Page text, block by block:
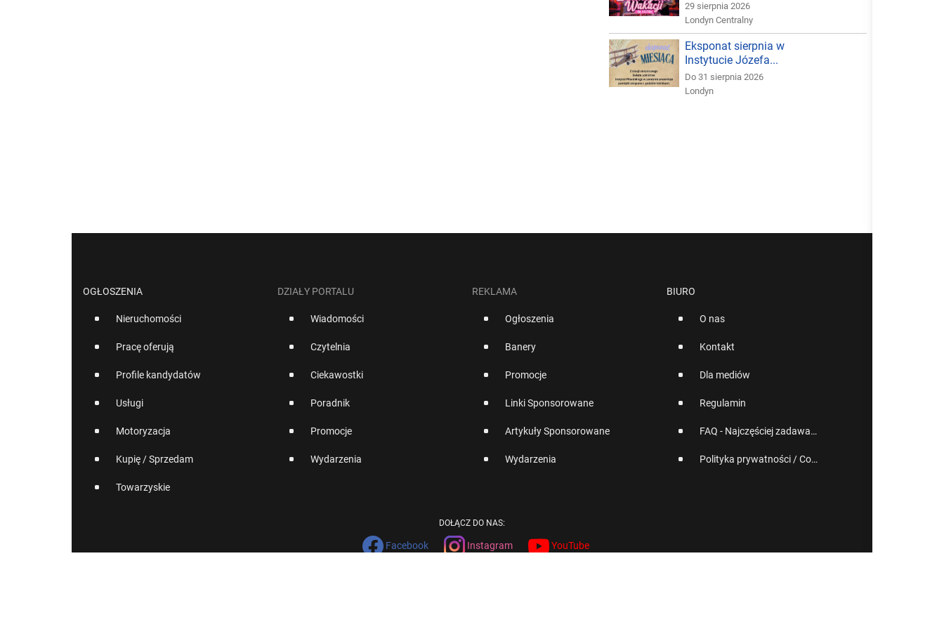
29 sierpnia 2026
Londyn Centralny
Eksponat sierpnia w
Instytucie Józefa...
Do 31 sierpnia 2026
Londyn
OGŁOSZENIA
Nieruchomości
Pracę oferują
Profile kandydatów
Usługi
Motoryzacja
Kupię / Sprzedam
Towarzyskie
DZIAŁY PORTALU
Wiadomości
Czytelnia
Ciekawostki
Poradnik
Promocje
Wydarzenia
REKLAMA
Ogłoszenia
Banery
Promocje
Linki Sponsorowane
Artykuły Sponsorowane
Wydarzenia
BIURO
O nas
Kontakt
Dla mediów
Regulamin
FAQ - Najczęściej zadawane pytania
Polityka prywatności / Cookies
DOŁĄCZ DO NAS:
Facebook Instagram YouTube